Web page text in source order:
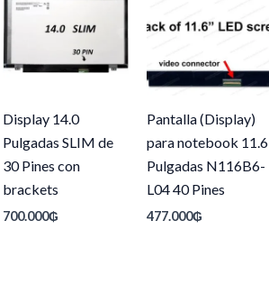
Display 14.0
Pulgadas SLIM de
30 Pines con
brackets
700.000₲
Pantalla (Display)
para notebook 11.6
Pulgadas N116B6-
L04 40 Pines
477.000₲